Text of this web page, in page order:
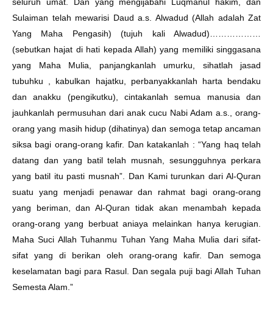
Sulaiman telah mewarisi Daud a.s. Alwadud (Allah adalah Zat
Yang Maha Pengasih) (tujuh kali Alwadud)………………
(sebutkan hajat di hati kepada Allah) yang memiliki singgasana
yang Maha Mulia, panjangkanlah umurku, sihatlah jasad
tubuhku , kabulkan hajatku, perbanyakkanlah harta bendaku
dan anakku (pengikutku), cintakanlah semua manusia dan
jauhkanlah permusuhan dari anak cucu Nabi Adam a.s., orang-
orang yang masih hidup (dihatinya) dan semoga tetap ancaman
siksa bagi orang-orang kafir. Dan katakanlah : “Yang haq telah
datang dan yang batil telah musnah, sesungguhnya perkara
yang batil itu pasti musnah”. Dan Kami turunkan dari Al-Quran
suatu yang menjadi penawar dan rahmat bagi orang-orang
yang beriman, dan Al-Quran tidak akan menambah kepada
orang-orang yang berbuat aniaya melainkan hanya kerugian.
Maha Suci Allah Tuhanmu Tuhan Yang Maha Mulia dari sifat-
sifat yang di berikan oleh orang-orang kafir. Dan semoga
keselamatan bagi para Rasul. Dan segala puji bagi Allah Tuhan
Semesta Alam.”